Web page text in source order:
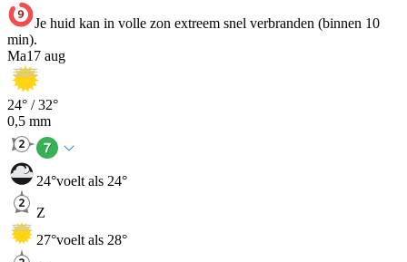
Je huid kan in volle zon extreem snel verbranden (binnen 10
min).
Ma17 aug
24° /32°
0,5 mm
24°voelt als 24°
Z
27°voelt als 28°